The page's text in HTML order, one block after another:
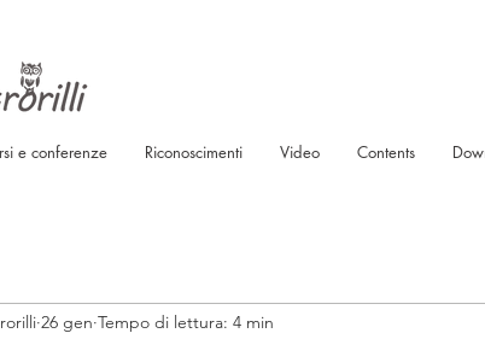
e conferenze Riconoscimenti Video Contents
26 gen Tempo di lettura: 4 min